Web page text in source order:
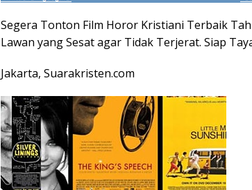
Segera Tonton Film Horor Kristiani Terbaik
Lawan yang Sesat agar Tidak Terjerat. Siap
Jakarta, Suarakristen.com